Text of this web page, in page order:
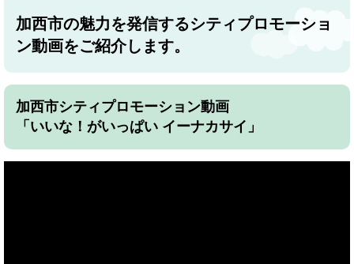
加西市の魅力を発信するシティプロモーショ
ン動画をご紹介します。
加西市シティプロモーション動画
「いいな！がいっぱい イーナカサイ」